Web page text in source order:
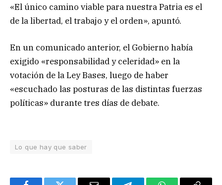
«El único camino viable para nuestra Patria es el
de la libertad, el trabajo y el orden», apuntó.
En un comunicado anterior, el Gobierno había
exigido «responsabilidad y celeridad» en la
votación de la Ley Bases, luego de haber
«escuchado las posturas de las distintas fuerzas
políticas» durante tres días de debate.
Lo que hay que saber